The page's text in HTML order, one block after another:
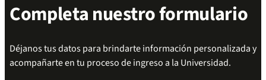
Completa nuestro formulario
Déjanos tus datos para brindarte información personalizada y
acompañarte en tu proceso de ingreso a la Universidad.